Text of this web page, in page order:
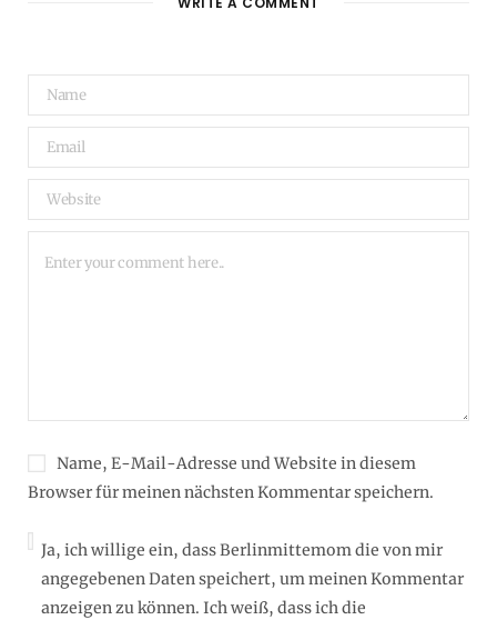
Name, E-Mail-Adresse und Website in diesem
Browser für meinen nächsten Kommentar speichern.
Ja, ich willige ein, dass Berlinmittemom die von mir
angegebenen Daten speichert, um meinen Kommentar
anzeigen zu können. Ich weiß, dass ich die